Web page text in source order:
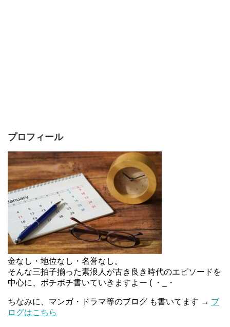
プロフィール
金なし・地位なし・名誉なし。
そんな三拍子揃った素浪人が古き良き時代のエピソードを
中心に、ボチボチ書いていきますよー ( ・_・
ちなみに、マンガ・ドラマ等のブログ も書いてます → ブ
ログはこちら